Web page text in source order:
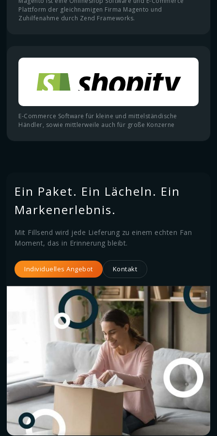
Plattform der gleichnamigen Firma Magento und
Zuhilfenahme durch Zend Frameworks.
E-Commerce Software für kleine und mittelständische
Händler, sowie mittlerweile auch für große Konzerne
Ein Paket. Ein Lächeln. Ein
Markenerlebnis.
Mit Fillsend wird jede Lieferung zu einem echten Fan
Moment, das in Erinnerung bleibt.
Individuelles Angebot Kontakt